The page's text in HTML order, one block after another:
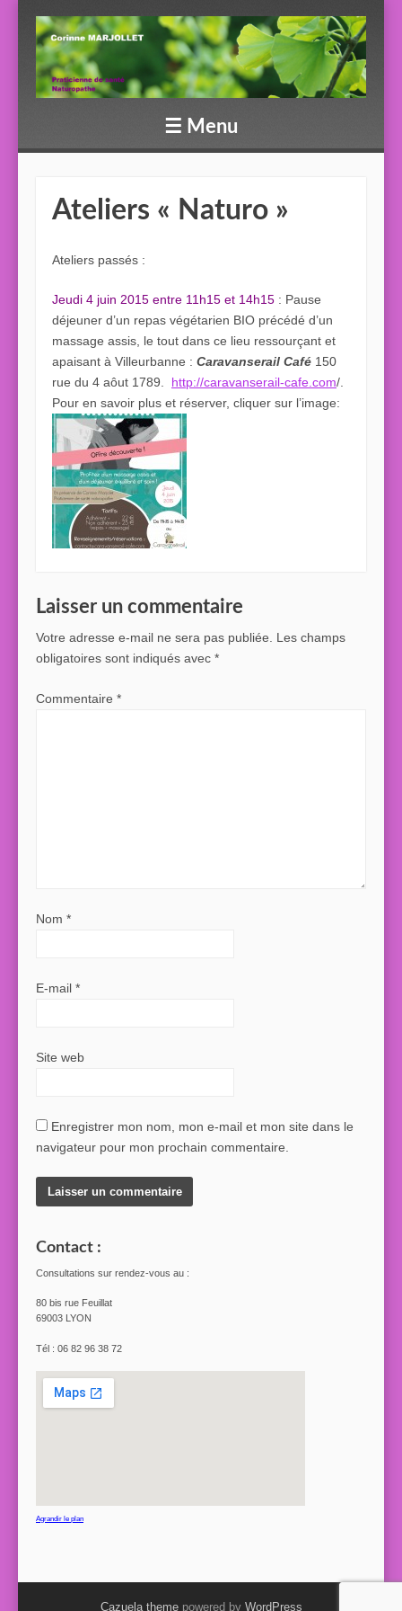
☰ Menu
Ateliers « Naturo »
Ateliers passés :
Jeudi 4 juin 2015 entre 11h15 et 14h15 : Pause
déjeuner d’un repas végétarien BIO précédé d’un
massage assis, le tout dans ce lieu ressourçant et
apaisant à Villeurbanne : Caravanserail Café 150
rue du 4 aôut 1789. http://caravanserail-cafe.com/.
Pour en savoir plus et réserver, cliquer sur l’image:
Laisser un commentaire
Votre adresse e-mail ne sera pas publiée. Les champs
obligatoires sont indiqués avec *
Commentaire *
Nom *
E-mail *
Site web
Enregistrer mon nom, mon e-mail et mon site dans le
navigateur pour mon prochain commentaire.
Contact :
Consultations sur rendez-vous au :
80 bis rue Feuillat
69003 LYON
Tél : 06 82 96 38 72
Agrandir le plan
Cazuela themepowered by WordPress